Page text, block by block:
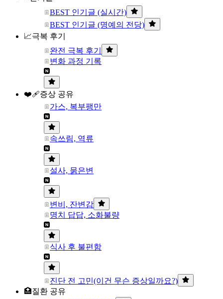
BEST 인기글 (실시간)
BEST 인기글 (명예의 전당)
📈극복 후기
완전 극복 후기
변화 과정 기록
❤️‍🩹증상 공유
가스, 복부팽만
속쓰림, 역류
설사, 묽은변
변비, 잔변감
명치 답답, 소화불량
식사 후 불편함
진단 전 고민(이건 무슨 증상일까요?)
🏥질환 공유